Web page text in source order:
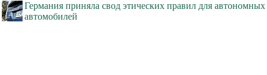
Германия приняла свод этических правил для автономных
автомобилей